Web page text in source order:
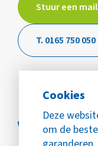
Cookies
Deze
om de
Stuur een mail
T. 0165 750 050